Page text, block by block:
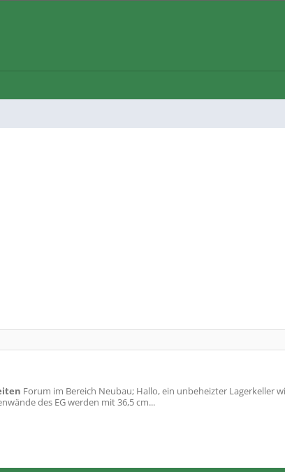
Forum im Bereich Neubau; Hallo, ein unbeheizter Lagerkeller
des EG werden mit 36,5 cm...